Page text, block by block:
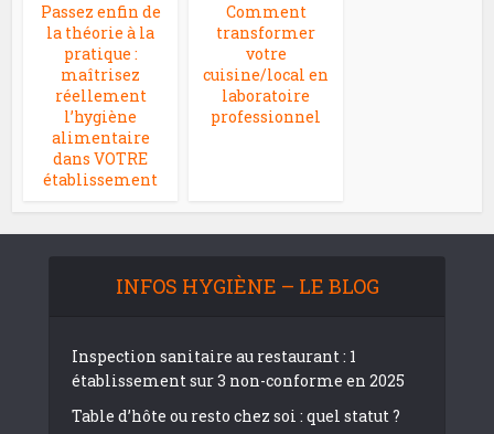
Passez enfin de
la théorie à la
pratique :
maîtrisez
réellement
l’hygiène
alimentaire
dans VOTRE
établissement
Comment
transformer
votre
cuisine/local en
laboratoire
professionnel
INFOS HYGIÈNE – LE BLOG
Inspection sanitaire au restaurant : 1
établissement sur 3 non-conforme en 2025
Table d’hôte ou resto chez soi : quel statut ?